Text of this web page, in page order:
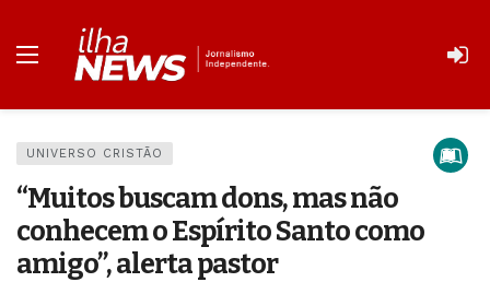
UNIVERSO CRISTÃO
“Muitos buscam dons, mas não
conhecem o Espírito Santo como
amigo”, alerta pastor